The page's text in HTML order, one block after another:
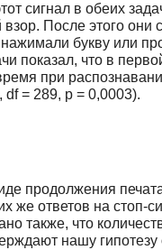
сигнал в обеих
После этого они
букву или
показал, что в
при
= 289, p = 0,0003).
продолжения
же ответов на стоп-
также, что
нашу гипотезу